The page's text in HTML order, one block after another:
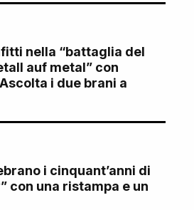
nella “battaglia del
auf metal” con
i due brani a
i cinquant’anni di
con una ristampa e un